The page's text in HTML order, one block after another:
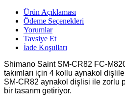
Ürün Açıklaması
Ödeme Seçenekleri
Yorumlar
Tavsiye Et
İade Koşulları
Shimano Saint SM-CR82 FC-
takımları için 4 kollu aynakol
SM-CR82 aynakol dişlisi ile zorlu
bir tasarım getiriyor.